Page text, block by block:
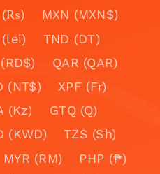
(₨)
MXN (MXN$)
(lei)
TND (DT)
QAR (QAR)
(NT$)
XPF (Fr)
(Kz)
GTQ (Q)
(KWD)
TZS (Sh)
MYR (RM)
PHP (₱)